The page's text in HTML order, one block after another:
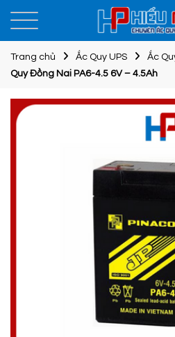
Trang chủ Ắc Quy UPS Ắc
Quy Đồng Nai PA6-4.5 6V – 4.5Ah